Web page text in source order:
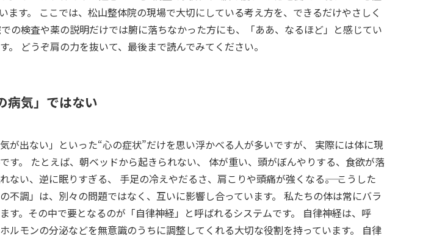
ます。 ここでは、松山整体院の現場で大切にしている考え方を、できるだけやさしく
の検査や薬の説明だけでは腑に落ちなかった方にも、「ああ、なるほど」と感じてい
。 どうぞ肩の力を抜いて、最後まで読んでみてください。
病気」ではない
が出ない」といった“心の症状”だけを思い浮かべる人が多いですが、 実際には体に現
す。 たとえば、朝ベッドから起きられない、 体が重い、頭がぼんやりする、食欲が落
ない、逆に眠りすぎる、 手足の冷えやだるさ、肩こりや頭痛が強くなる――。 こうした
不調」は、別々の問題ではなく、互いに影響し合っています。 私たちの体は常にバラ
す。その中で要となるのが「自律神経」と呼ばれるシステムです。 自律神経は、呼
ルモンの分泌などを無意識のうちに調整してくれる大切な役割を持っています。 自律